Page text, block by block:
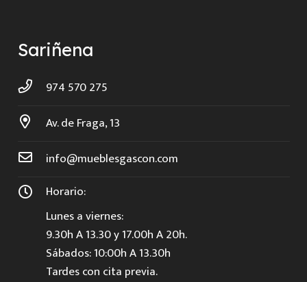
Sariñena
974 570 275
Av. de Fraga, 13
info@mueblesgascon.com
Horario:
Lunes a viernes:
9.30h A 13.30 y 17.00h A 20h.
Sábados: 10:00h A 13.30h
Tardes con cita previa.